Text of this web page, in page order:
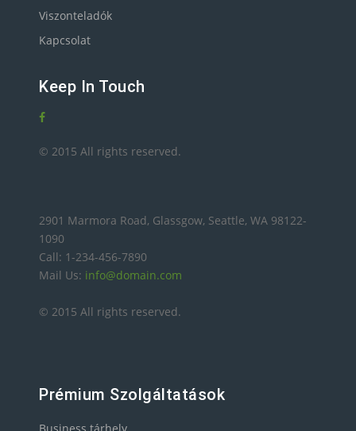
Viszonteladók
Kapcsolat
Keep In Touch
© 2015 All rights reserved.
2901 Marmora Road, Glassgow, Seattle, WA 98122-
1090
Call: 1-234-456-7890
Mail Us: info@domain.com
© 2015 All rights reserved.
Prémium Szolgáltatások